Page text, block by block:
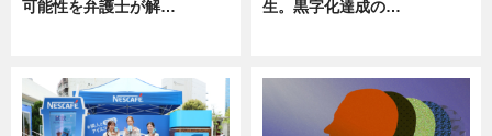
可能性を弁護士が解…
生。黒字化達成の…